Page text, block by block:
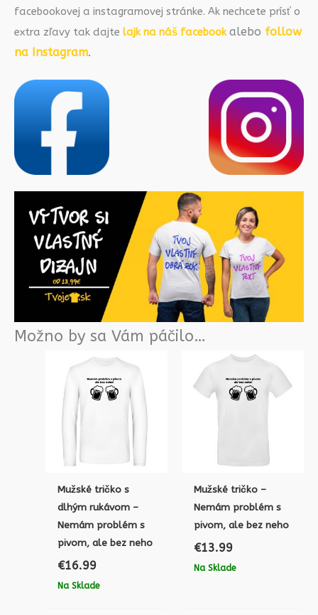
facebookovej a instagramovej stránke. Ak nechcete prísť o
extra zľavy tak dajte lajk na náš facebookalebo follow
na Instagram.
Možno by sa Vám páčilo…
Mužské tričko s
dlhým rukávom –
Nemám problém s
pivom, ale bez neho
€16.99
Na Sklade
Mužské tričko –
Nemám problém s
pivom, ale bez neho
€13.99
Na Sklade